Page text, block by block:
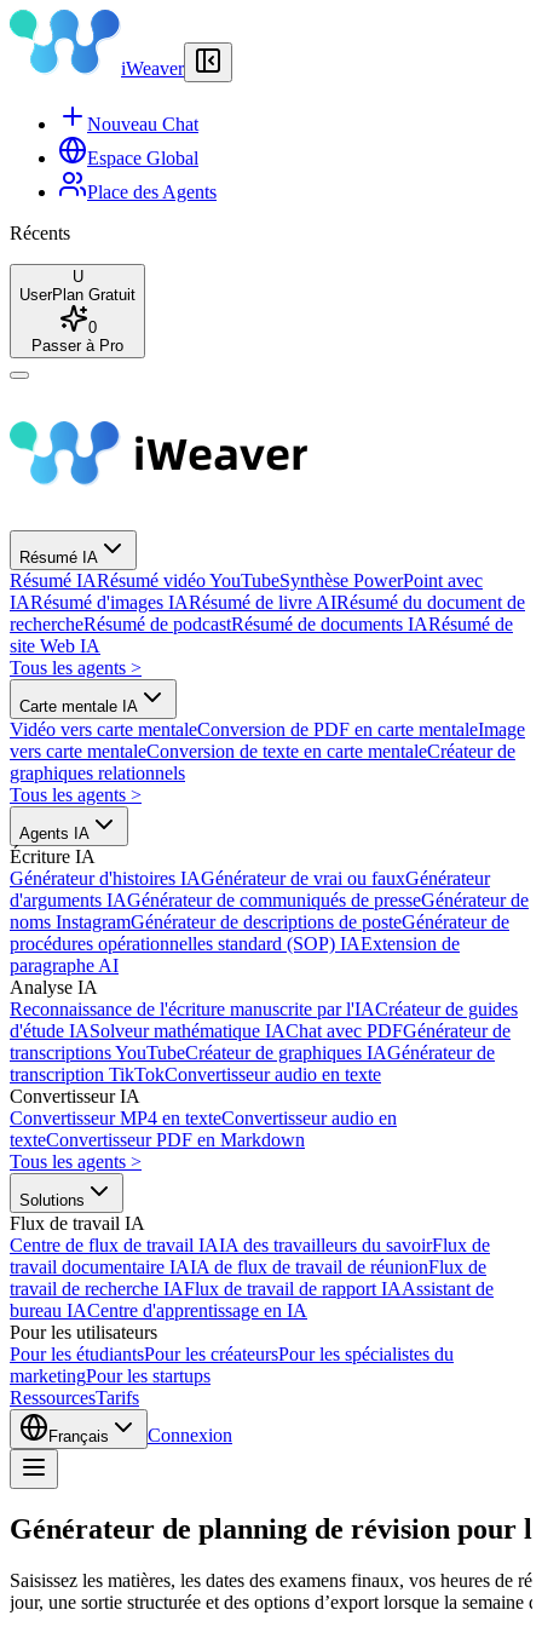
iWeaver
Nouveau Chat
Espace Global
Place des Agents
Récents
U
UserPlan Gratuit
0
Passer à Pro
Résumé IA
Résumé IARésumé vidéo YouTubeSynthèse PowerPoint avec
IARésumé d'images IARésumé de livre AIRésumé du document de
rechercheRésumé de podcastRésumé de documents IARésumé de
site Web IA
Tous les agents >
Carte mentale IA
Vidéo vers carte mentaleConversion de PDF en carte mentaleImage
vers carte mentaleConversion de texte en carte mentaleCréateur de
graphiques relationnels
Tous les agents >
Agents IA
Écriture IA
Générateur d'histoires IAGénérateur de vrai ou fauxGénérateur
d'arguments IAGénérateur de communiqués de presseGénérateur de
noms InstagramGénérateur de descriptions de posteGénérateur de
procédures opérationnelles standard (SOP) IAExtension de
paragraphe AI
Analyse IA
Reconnaissance de l'écriture manuscrite par l'IACréateur de guides
d'étude IASolveur mathématique IAChat avec PDFGénérateur de
transcriptions YouTubeCréateur de graphiques IAGénérateur de
transcription TikTokConvertisseur audio en texte
Convertisseur IA
Convertisseur MP4 en texteConvertisseur audio en
texteConvertisseur PDF en Markdown
Tous les agents >
Solutions
Flux de travail IA
Centre de flux de travail IAIA des travailleurs du savoirFlux de
travail documentaire IAIA de flux de travail de réunionFlux de
travail de recherche IAFlux de travail de rapport IAAssistant de
bureau IACentre d'apprentissage en IA
Pour les utilisateurs
Pour les étudiantsPour les créateursPour les spécialistes du
marketingPour les startups
RessourcesTarifs
Français Connexion
Générateur de planning de révision pour
Saisissez les matières, les dates des examens finaux, vos heures
jour, une sortie structurée et des options d’export lorsque la semaine